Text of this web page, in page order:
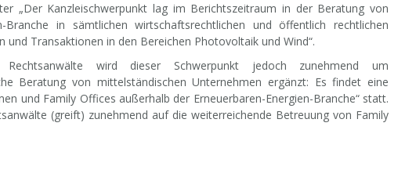
„Der Kanzleischwerpunkt lag im Berichtszeitraum in der Beratung von
Branche in sämtlichen wirtschaftsrechtlichen und öffentlich rechtlichen
Transaktionen in den Bereichen Photovoltaik und Wind“.
wird dieser Schwerpunkt jedoch zunehmend um
Beratung von mittelständischen Unternehmen ergänzt: Es findet eine
und Family Offices außerhalb der Erneuerbaren-Energien-Branche“ statt.
(greift) zunehmend auf die weiterreichende Betreuung von Family